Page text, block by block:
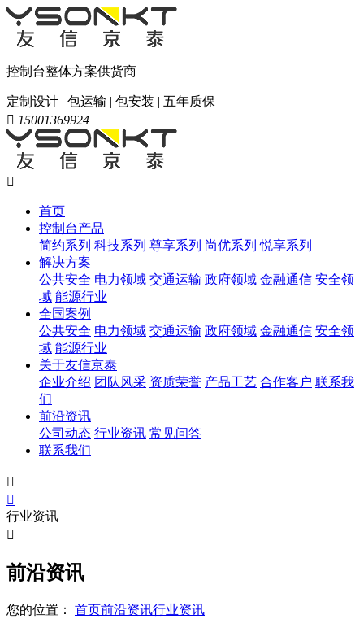
控制台整体方案供货商
定制设计 | 包运输 | 包安装 | 五年质保
 15001369924

首页
控制台产品
简约系列 科技系列 尊享系列 尚优系列 悦享系列
解决方案
公共安全 电力领域 交通运输 政府领域 金融通信 安全领
域 能源行业
全国案例
公共安全 电力领域 交通运输 政府领域 金融通信 安全领
域 能源行业
关于友信京泰
企业介绍 团队风采 资质荣誉 产品工艺 合作客户 联系我
们
前沿资讯
公司动态 行业资讯 常见问答
联系我们


行业资讯

前沿资讯
您的位置： 首页前沿资讯行业资讯